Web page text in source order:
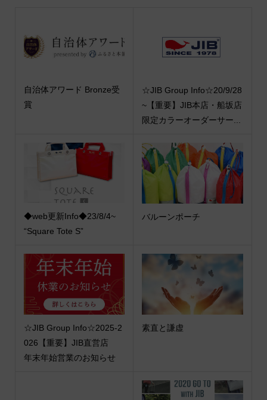
自治体アワード Bronze受
賞
☆JIB Group Info☆20/9/28
~【重要】JIB本店・船坂店
限定カラーオーダーサー...
◆web更新Info◆23/8/4~
“Square Tote S”
バルーンポーチ
☆JIB Group Info☆2025-2
026【重要】JIB直営店
年末年始営業のお知らせ
素直と謙虚